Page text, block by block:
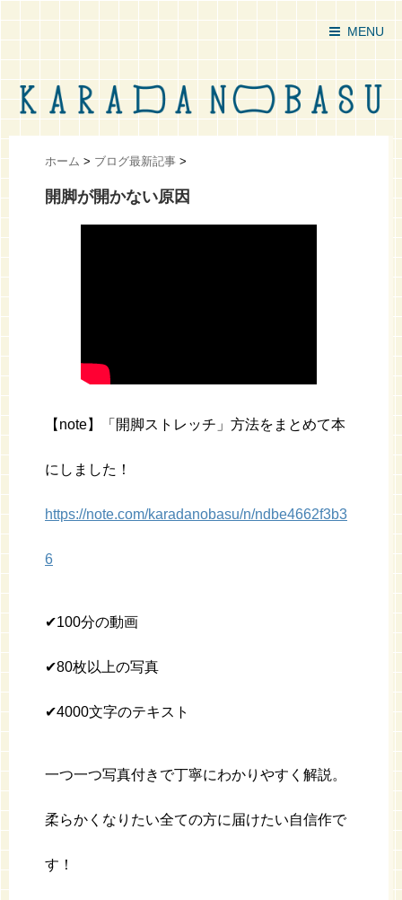
MENU
ホーム > ブログ最新記事 >
開脚が開かない原因
【note】「開脚ストレッチ」方法をまとめて本
にしました！
https://note.com/karadanobasu/n/ndbe4662f3b3
6
✔︎100分の動画
✔︎80枚以上の写真
✔︎4000文字のテキスト
一つ一つ写真付きで丁寧にわかりやすく解説。
柔らかくなりたい全ての方に届けたい自信作で
す！